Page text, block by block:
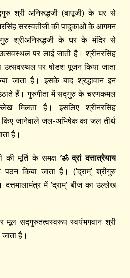
श्री अनिरुद्धजी (बापूजी) के घर से
सरस्वतीजी की पादुकाओं के आगमन
श्रीअनिरुद्धजी के घर के मंदिर से
उत्सवस्थल पर लाई जाती है। श्रीनरसिंह
उत्सवस्थल पर षोडश पूजन किया जाता
जाता है। इसके बाद श्रद्धावान इन
हैं। गुरुगीता में सद्‍गुरु के चरणकमल
मिलता है। इसलिए श्रीनरसिंह
किए जानेवाले जल-अभिषेक का जल तीर्थ
है।
की मूर्ति के समक्ष ’ॐ द्रां दत्तात्रेयाय
किया जाता है। (’द्राम्‌’ श्रीगुरु
में ’द्राम्‌’ बीज का उल्लेख
मूल सद्‍गुरुतत्वस्वरूप स्वयंभगवान श्री
है।